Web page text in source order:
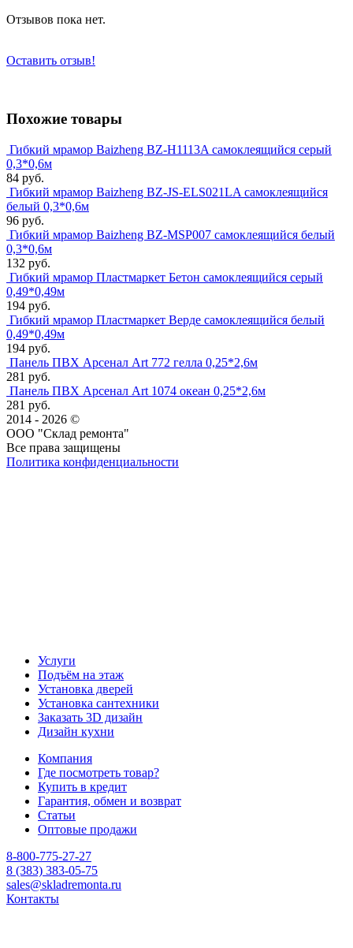
Отзывов пока нет.
Оставить отзыв!
Похожие товары
Гибкий мрамор Baizheng BZ-H1113A самоклеящийся серый
0,3*0,6м
84 руб.
Гибкий мрамор Baizheng BZ-JS-ELS021LA самоклеящийся
белый 0,3*0,6м
96 руб.
Гибкий мрамор Baizheng BZ-MSP007 самоклеящийся белый
0,3*0,6м
132 руб.
Гибкий мрамор Пластмаркет Бетон самоклеящийся серый
0,49*0,49м
194 руб.
Гибкий мрамор Пластмаркет Верде самоклеящийся белый
0,49*0,49м
194 руб.
Панель ПВХ Арсенал Art 772 гелла 0,25*2,6м
281 руб.
Панель ПВХ Арсенал Art 1074 океан 0,25*2,6м
281 руб.
2014 - 2026 ©
ООО "Склад ремонта"
Все права защищены
Политика конфиденциальности
Услуги
Подъём на этаж
Установка дверей
Установка сантехники
Заказать 3D дизайн
Дизайн кухни
Компания
Где посмотреть товар?
Купить в кредит
Гарантия, обмен и возврат
Статьи
Оптовые продажи
8-800-775-27-27
8 (383) 383-05-75
sales@skladremonta.ru
Контакты